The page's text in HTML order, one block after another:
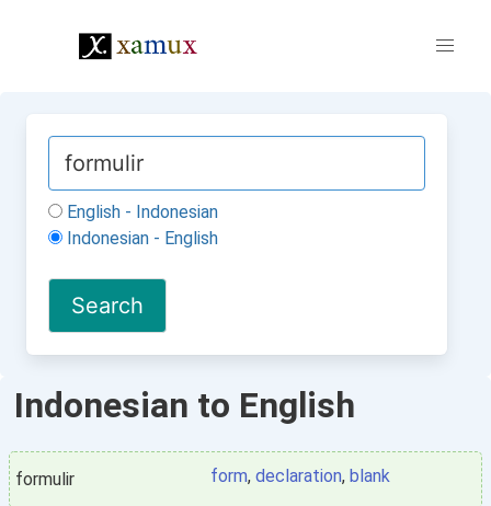
English - Indonesian
Indonesian - English
Indonesian to English
formulir form, declaration, blank